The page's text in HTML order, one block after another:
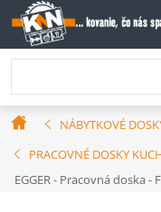
Prejsť
na
obsah
DomovNÁBYTKOVÉ
PRACOVNÉ DOSKY
EGGER - Pracovná doska -